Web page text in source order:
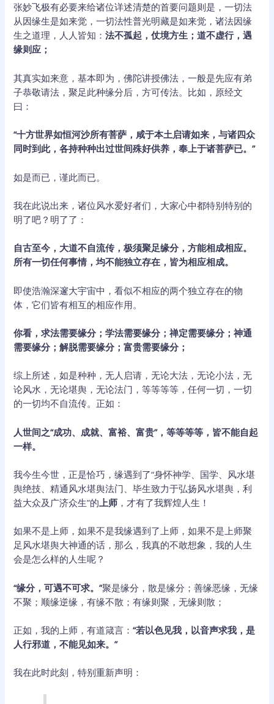
张妙飞极有必要来给诸位详述清楚的首要问题则是，一切法
从因缘生是如来觉，一切法性普光明藏是如来觉，诸法因缘
生之道理，人人皆知：法不孤起，仗境方生；道不虚行，遇
缘则应；
其真实如来意，基本即为，佛陀讲授佛法，一般是先应有弟
子恭敬请法，聚足此种缘分后，方可传法。比如，原经文
曰：
“十方世界如恒河沙所有菩萨，咸于本土启请如来，与诸四众
同时到此，各持种种出过世间殊好供养，奉上于诸菩萨已。”
如是而已，谨此而已。
我在此说出来，诸位风水爱好者们，大家心中都特别特别的
明了吧？明了了：
自古至今，大道不自流传，极须聚足缘分，方能相成相应。
所有一切任何事情，均不能独立存在，皆为相应相成。
即使浩瀚深邃大宇宙中，看似不相应的两个独立存在的物
体，它们皆有相互的相应作用。
你看，求法需要缘分；学法需要缘分；禅定需要缘分；神通
需要缘分；解脱需要缘分；富贵需要缘分；
综上所述，如是种种，无人启请，无论大法，无论小法，无
论风水，无论堪舆，无论法门，等等等等，任何一切，一切
的一切均不自流传。正如：
人世间之“成功、成就、富裕、富贵”，等等等等，皆不能自起
一样。
我今生今世，正是恰巧，缘遇到了“身怀神学、国学、风水堪
舆绝技、精通风水堪舆法门、毕生致力于弘扬风水堪舆，利
益大众及广济众生”的 上师 ，才有了我辉煌人生！
如果不是上师，如果不是我缘遇到了上师，如果不是上师聚
足风水堪舆大神通的话，那么，我真的不敢想象，我的人生
会是怎么样的人生呢？
“缘分，可遇不可求。”聚是缘分，散是缘分；善缘恶缘，无缘
不聚；顺缘逆缘，有缘不散；有缘则聚，无缘则散；
正如，我的上师，有道箴言：“若以色见我，以音声求我，是
人行邪道，不能见如来。”
我在此时此刻，特别重新声明：